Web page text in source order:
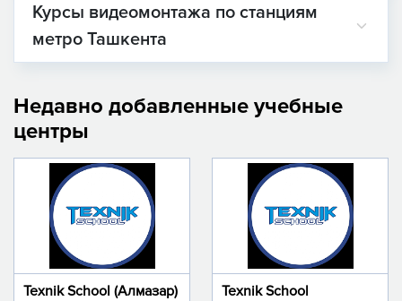
Курсы видеомонтажа по станциям
метро Ташкента
Недавно добавленные учебные
центры
Texnik School (Алмазар)
Texnik School